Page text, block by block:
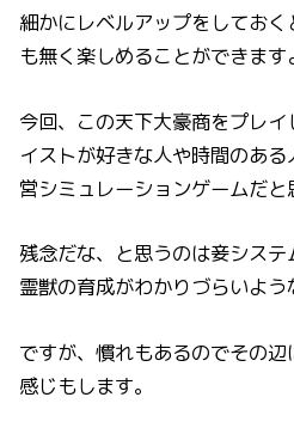
細かにレベルアップをしてお
も無く楽しめることができます
今回、この天下大豪商をプレ
イストが好きな人や時間のあ
営シミュレーションゲームだと
残念だな、と思うのは妾システ
霊獣の育成がわかりづらいよう
ですが、慣れもあるのでその
感じもします。